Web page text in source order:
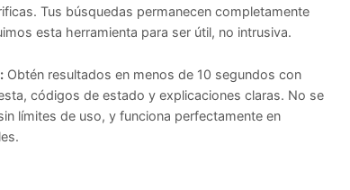
Tus búsquedas permanecen completamente
esta herramienta para ser útil, no intrusiva.
Obtén resultados en menos de 10 segundos con
códigos de estado y explicaciones claras. No se
límites de uso, y funciona perfectamente en